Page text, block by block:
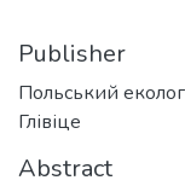
Publisher
Польський
Глівіце
Abstract